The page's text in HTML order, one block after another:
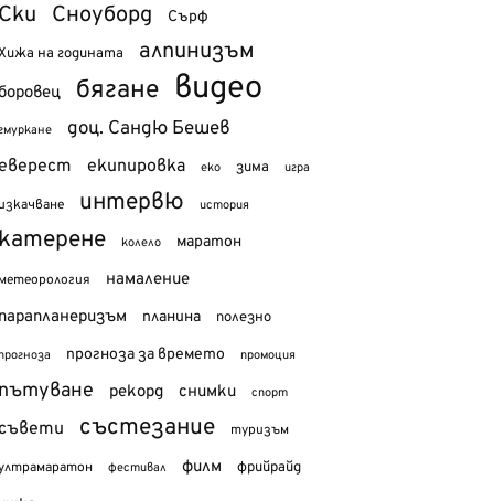
Сноуборд Сърф
на годината алпинизъм
бягане видео
доц. Сандю Бешев
екипировка еко зима игра
интервю история
колело маратон
намаление
планина полезно
прогноза за времето промоция
рекорд снимки спорт
състезание туризъм
фестивал филм фрийрайд